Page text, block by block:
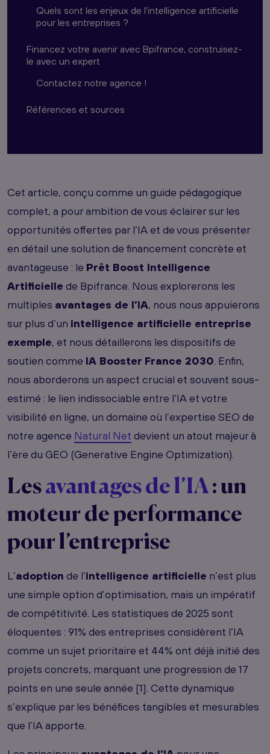
Quels sont les enjeux de l'intelligence artificielle
pour les entreprises ?
Financez votre avenir avec Bpifrance, construisez-
le avec un expert
Contactez notre agence !
Références et sources
Cet article, conçu comme un guide pédagogique
complet, a pour ambition de vous éclairer sur les
opportunités offertes par l’IA et de vous présenter
en détail une solution de financement concrète et
avantageuse : le Prêt Boost Intelligence
Artificielle de Bpifrance. Nous explorerons les
multiples avantages de l’IA, nous nous appuierons
sur plus d’un intelligence artificielle entreprise
exemple, et nous détaillerons les dispositifs de
soutien comme IA Booster France 2030. Enfin,
nous aborderons un aspect crucial et souvent sous-
estimé : le lien indissociable entre l’IA et votre
visibilité en ligne, un domaine où l’expertise SEO de
notre agence Natural Net devient un atout majeur à
l’ère du GEO (Generative Engine Optimization).
Lesavantages de l’IA: un
moteur de performance
pour l’entreprise
L’adoption de l’intelligence artificielle n’est plus
une simple option d’optimisation, mais un impératif
de compétitivité. Les statistiques de 2025 sont
éloquentes : 91% des entreprises considèrent l’IA
comme un sujet prioritaire et 44% ont déjà initié des
projets concrets, marquant une progression de 17
points en une seule année [1]. Cette dynamique
s’explique par les bénéfices tangibles et mesurables
que l’IA apporte.